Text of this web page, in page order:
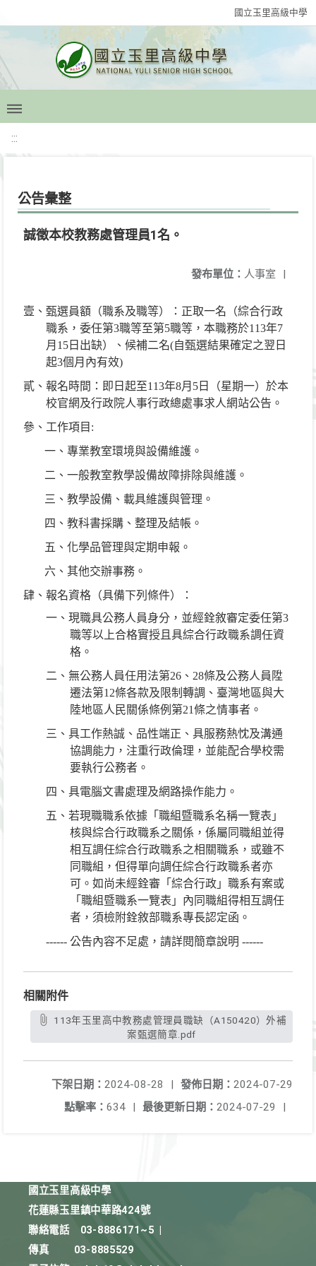
國立玉里高級中學
:::
公告彙整
誠徵本校教務處管理員1名。
發布單位： 人事室 |
壹、甄選員額（職系及職等）：正取一名（綜合行政
職系，委任第3職等至第5職等，本職務於113年7
月15日出缺）、候補二名(自甄選結果確定之翌日
起3個月內有效)
貳、報名時間：即日起至113年8月5日（星期一）於本
校官網及行政院人事行政總處事求人網站公告。
參、工作項目:
一、專業教室環境與設備維護。
二、一般教室教學設備故障排除與維護。
三、教學設備、載具維護與管理。
四、教科書採購、整理及結帳。
五、化學品管理與定期申報。
六、其他交辦事務。
肆、報名資格（具備下列條件）：
一、現職具公務人員身分，並經銓敘審定委任第3
職等以上合格實授且具綜合行政職系調任資
格。
二、無公務人員任用法第26、28條及公務人員陞
遷法第12條各款及限制轉調、臺灣地區與大
陸地區人民關係條例第21條之情事者。
三、具工作熱誠、品性端正、具服務熱忱及溝通
協調能力，注重行政倫理，並能配合學校需
要執行公務者。
四、具電腦文書處理及網路操作能力。
五、若現職職系依據「職組暨職系名稱一覽表」
核與綜合行政職系之關係，係屬同職組並得
相互調任綜合行政職系之相關職系，或雖不
同職組，但得單向調任綜合行政職系者亦
可。如尚未經銓審「綜合行政」職系有案或
「職組暨職系一覽表」內同職組得相互調任
者，須檢附銓敘部職系專長認定函。
------ 公告內容不足處，請詳閱簡章說明 ------
相關附件
案甄選簡章.pdf
發佈日期： 2024-07-29
下架日期： 2024-08-28
|
最後更新日期： 2024-07-29 |
點擊率： 634 |
國立玉里高級中學
花蓮縣玉里鎮中華路424號
聯絡電話
03-8886171~5
傳真
03-8885529